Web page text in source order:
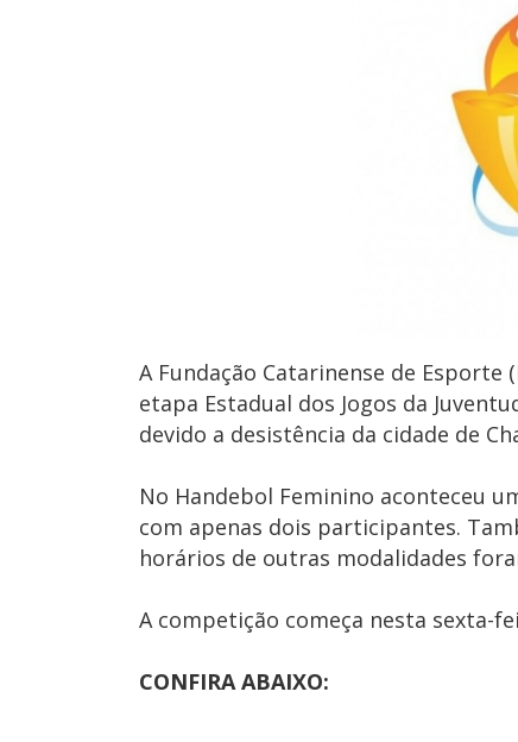
A Fundação Catarinense de
etapa Estadual dos Jogos da
devido a desistência da cidade de
No Handebol Feminino aconteceu
com apenas dois participantes.
horários de outras modalidades
A competição começa nesta sexta-
CONFIRA ABAIXO: